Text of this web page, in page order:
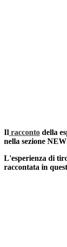
Il racconto della
nella sezione
L'esperienza di
raccontata in